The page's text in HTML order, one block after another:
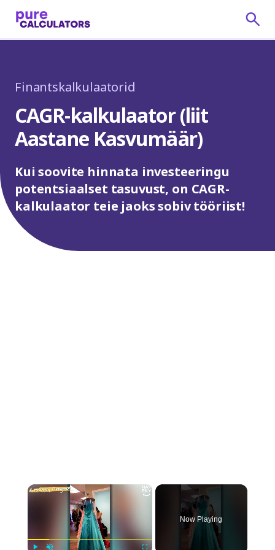
Finantskalkulaatorid
CAGR-kalkulaator (liit
Aastane Kasvumäär)
Kui soovite hinnata investeeringu
potentsiaalset tasuvust, on CAGR-
kalkulaator teie jaoks sobiv tööriist!
×
Now Playing